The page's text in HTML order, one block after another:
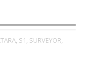
S1, SURVEYOR,